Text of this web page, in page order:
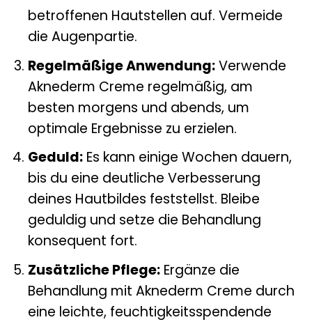
betroffenen Hautstellen auf. Vermeide
die Augenpartie.
Regelmäßige Anwendung:Verwende
Aknederm Creme regelmäßig, am
besten morgens und abends, um
optimale Ergebnisse zu erzielen.
Geduld:Es kann einige Wochen dauern,
bis du eine deutliche Verbesserung
deines Hautbildes feststellst. Bleibe
geduldig und setze die Behandlung
konsequent fort.
Zusätzliche Pflege:Ergänze die
Behandlung mit Aknederm Creme durch
eine leichte, feuchtigkeitsspendende